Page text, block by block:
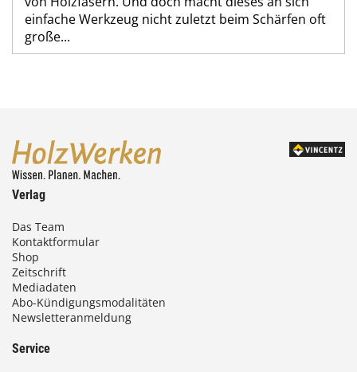
einfache Werkzeug nicht zuletzt beim Schärfen oft
große...
Verlag
Das Team
Kontaktformular
Shop
Zeitschrift
Mediadaten
Abo-Kündigungsmodalitäten
Newsletteranmeldung
Service